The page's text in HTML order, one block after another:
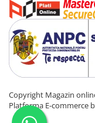
Copyright Magazin
Platforma E-commerce